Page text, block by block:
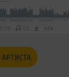
61 </>